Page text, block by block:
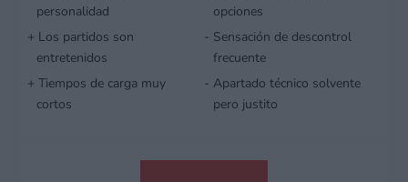
personalidad
Los partidos son
entretenidos
Tiempos de carga muy
cortos
opciones
Sensación de descontrol
frecuente
Apartado técnico solvente
pero justito